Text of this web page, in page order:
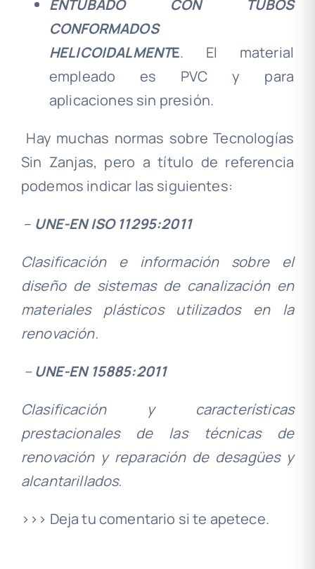
ENTUBADO CON TUBOS
CONFORMADOS
HELICOIDALMENTE. El material
empleado es PVC y para
aplicaciones sin presión.
Hay muchas normas sobre Tecnologías
Sin Zanjas, pero a título de referencia
podemos indicar las siguientes:
– UNE-EN ISO 11295:2011
Clasificación e información sobre el
diseño de sistemas de canalización en
materiales plásticos utilizados en la
renovación.
–UNE-EN 15885:2011
Clasificación y características
prestacionales de las técnicas de
renovación y reparación de desagües y
alcantarillados.
>>> Deja tu comentario si te apetece.